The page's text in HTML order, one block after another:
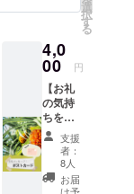
す。 こ
リター
ンは
「お気
持ち支
援」と
して、
全額を
プロ
ジェク
トに使
わせて
選
択
す
る
4,0
00 円
【お礼
の気持
ちをポ
スト
カード
に！】
ご支援
いただ
支援
者：
8人
お届
け予